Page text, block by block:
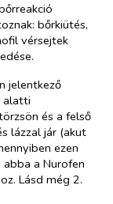
bőrkiütés,
vérsejtek
jelentkező
alatti
és a felső
lázzal jár (akut
ezen
a Nurofen
Lásd még 2.